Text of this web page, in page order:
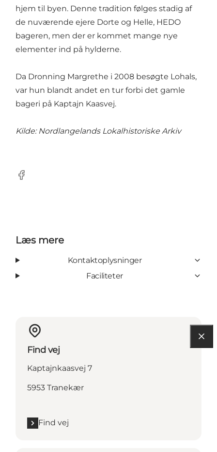
hjem til byen. Denne tradition følges stadig af
de nuværende ejere Dorte og Helle, HEDO
bageren, men der er kommet mange nye
elementer ind på hylderne.
Da Dronning Margrethe i 2008 besøgte Lohals,
var hun blandt andet en tur forbi det gamle
bageri på Kaptajn Kaasvej.
Kilde: Nordlangelands Lokalhistoriske Arkiv
Facebook
Læs mere
Kontaktoplysninger
Faciliteter
Find vej
Kaptajnkaasvej 7
5953 Tranekær
Find vej